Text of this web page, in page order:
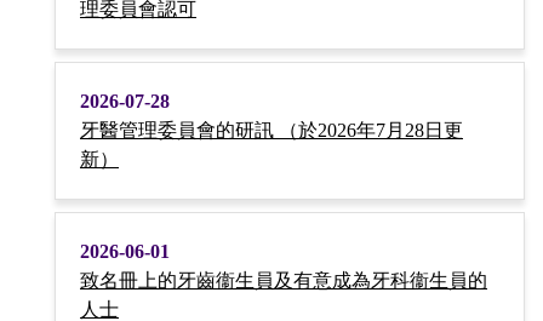
理委員會認可
2026-07-28
牙醫管理委員會的研訊 （於2026年7月28日更
新）
2026-06-01
致名冊上的牙齒衞生員及有意成為牙科衞生員的
人士